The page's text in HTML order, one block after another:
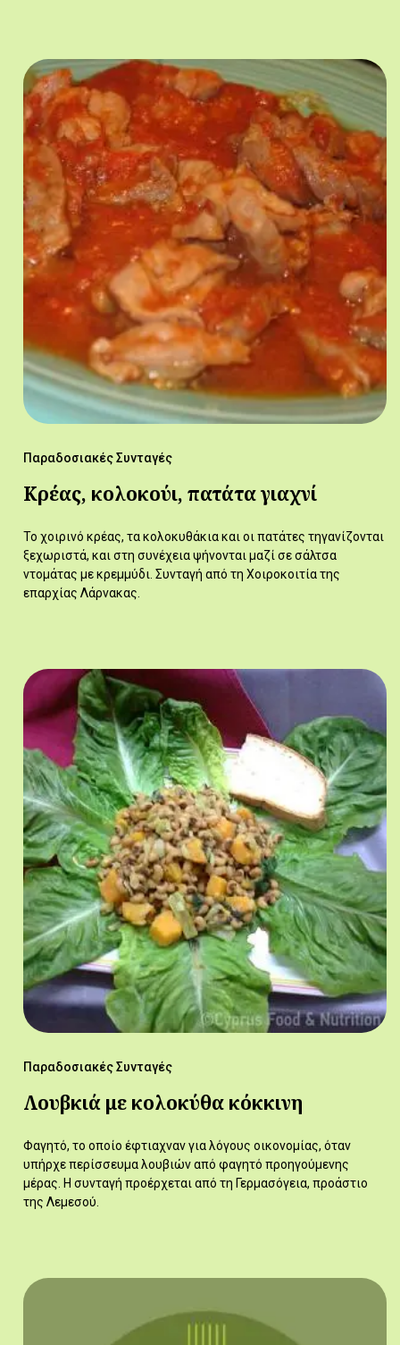
Παραδοσιακές Συνταγές
Κρέας, κολοκούι, πατάτα γιαχνί
Το χοιρινό κρέας, τα κολοκυθάκια και οι πατάτες τηγανίζονται
ξεχωριστά, και στη συνέχεια ψήνονται μαζί σε σάλτσα
ντομάτας με κρεμμύδι. Συνταγή από τη Χοιροκοιτία της
επαρχίας Λάρνακας.
Παραδοσιακές Συνταγές
Λουβκιά με κολοκύθα κόκκινη
Φαγητό, το οποίο έφτιαχναν για λόγους οικονομίας, όταν
υπήρχε περίσσευμα λουβιών από φαγητό προηγούμενης
μέρας. Η συνταγή προέρχεται από τη Γερμασόγεια, προάστιο
της Λεμεσού.